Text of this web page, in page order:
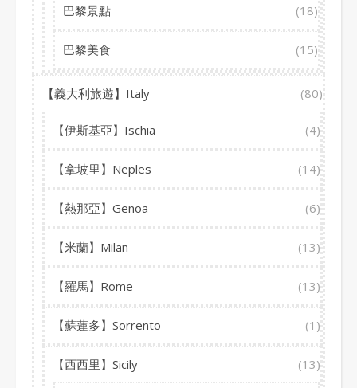
巴黎景點 (18)
巴黎美食 (15)
【義大利旅遊】Italy (80)
【伊斯基亞】Ischia (4)
【拿坡里】Neples (14)
【熱那亞】Genoa (6)
【米蘭】Milan (13)
【羅馬】Rome (13)
【蘇蓮多】Sorrento (1)
【西西里】Sicily (13)